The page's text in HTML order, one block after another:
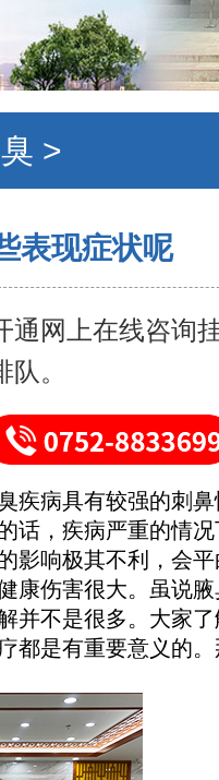
>
表现症状呢
通网上在线咨询
。
病具有较强的刺鼻
话，疾病严重的情
影响极其不利，会
康伤害很大。虽说
并不是很多。大家
都是有重要意义的